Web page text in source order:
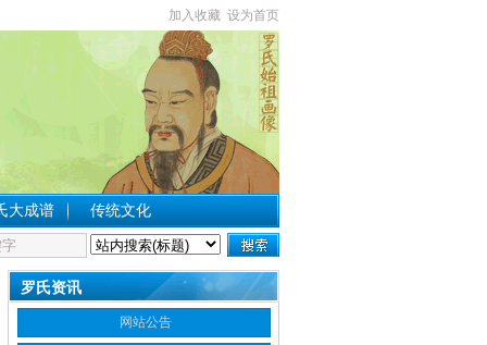
加入收藏 设为首页
大成谱 传统文化
罗氏资讯
网站公告